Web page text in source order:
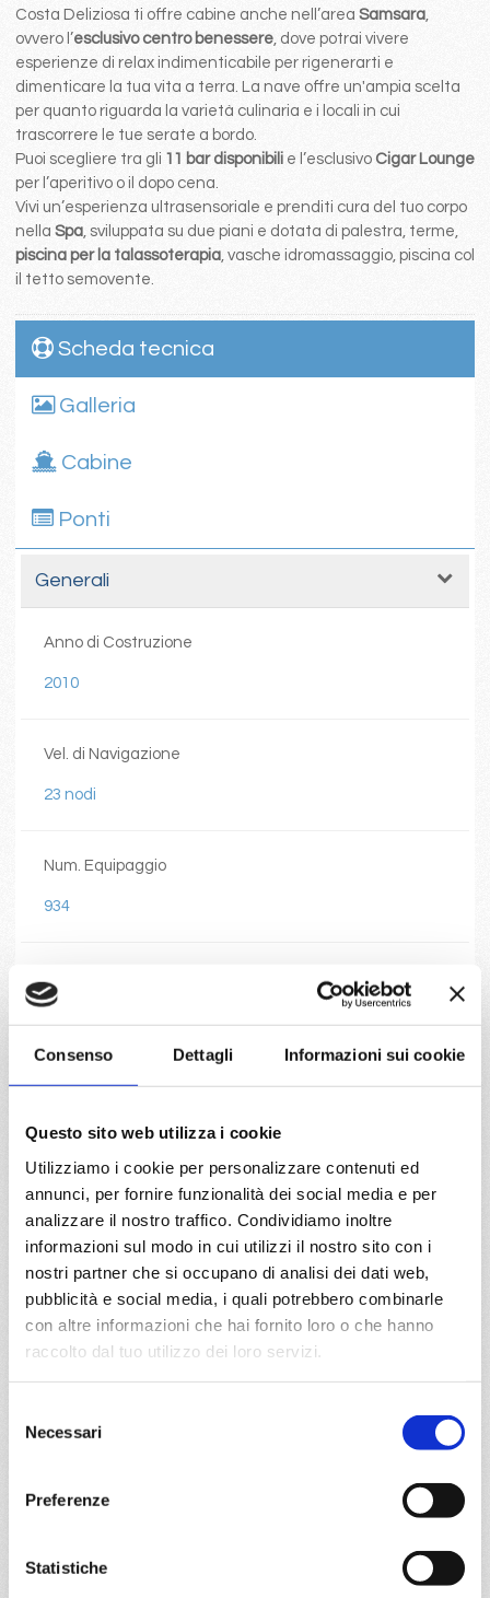
Consenso Dettagli Informazioni sui cookie
Questo sito web utilizza i cookie
Utilizziamo i cookie per personalizzare contenuti ed
annunci, per fornire funzionalità dei social media e per
analizzare il nostro traffico. Condividiamo inoltre
informazioni sul modo in cui utilizzi il nostro sito con i
nostri partner che si occupano di analisi dei dati web,
pubblicità e social media, i quali potrebbero combinarle
con altre informazioni che hai fornito loro o che hanno
raccolto dal tuo utilizzo dei loro servizi.
delNecessari
Preferenze
Statistiche
Costa Deliziosa ti offre cabine anche nell’area Samsara,
ovvero l’esclusivo centro benessere, dove potrai vivere
esperienze di relax indimenticabile per rigenerarti e
dimenticare la tua vita a terra. La nave offre un'ampia scelta
per quanto riguarda la varietà culinaria e i locali in cui
trascorrere le tue serate a bordo.
Puoi scegliere tra gli 11 bar disponibilie l’esclusivo Cigar Lounge
per l’aperitivo o il dopo cena.
Vivi un’esperienza ultrasensoriale e prenditi cura del tuo corpo
nella Spa, sviluppata su due piani e dotata di palestra, terme,
piscina per la talassoterapia, vasche idromassaggio, piscina col
il tetto semovente.
Scheda tecnica
Galleria
Cabine
Ponti
Generali
Anno di Costruzione
2010
Vel. di Navigazione
23 nodi
Num. Equipaggio
934
Num. Passeggeri
Num. Ponti
17
Num. Cabine
1130
92600 tn.
Lunghezza
32 m.